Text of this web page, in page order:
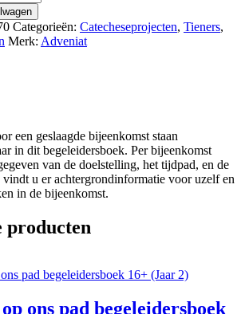
Categorieën: Catecheseprojecten, Tieners,
Merk: Adveniat
een geslaagde bijeenkomst staan
in dit begeleidersboek. Per bijeenkomst
van de doelstelling, het tijdpad, en de
u er achtergrondinformatie voor uzelf en
in de bijeenkomst.
producten
ons pad begeleidersboek